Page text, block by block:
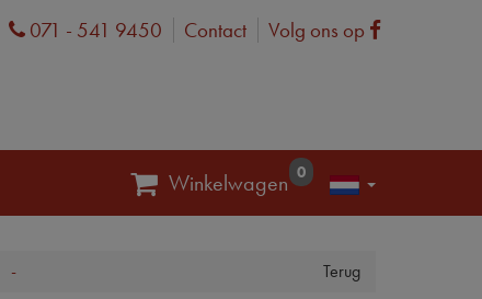
Phone
071 - 541 9450 Contact Volg ons op Facebook
Winkelwagen 0
Terug
-